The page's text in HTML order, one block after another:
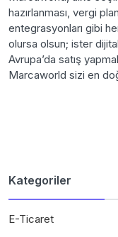
hazırlanması, vergi
entegrasyonları gibi
olursa olsun; ister
Avrupa’da satış
Marcaworld sizi en
Kategoriler
E-Ticaret